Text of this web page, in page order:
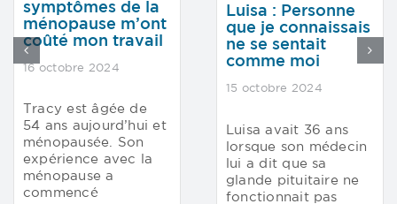
symptômes de la
ménopause m’ont
coûté mon travail
16 octobre 2024
Tracy est âgée de
54 ans aujourd’hui et
ménopausée. Son
expérience avec la
ménopause a
commencé
Luisa : Personne
que je connaissais
ne se sentait
comme moi
15 octobre 2024
Luisa avait 36 ans
lorsque son médecin
lui a dit que sa
glande pituitaire ne
fonctionnait pas